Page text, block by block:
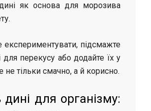
як основа для морозива
експериментувати, підсмажте
для перекусу або додайте їх у
не тільки смачно, а й корисно.
дині для організму: